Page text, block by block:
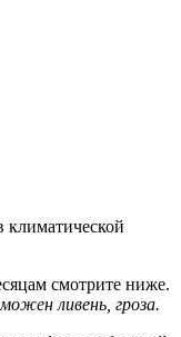
климатической
смотрите ниже.
ливень, гроза.